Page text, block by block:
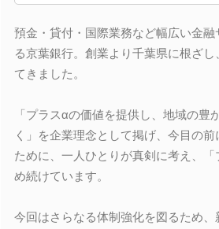
預金・貸付・国際業務など幅広い金
る京葉銀行。創業より千葉県に根ざ
てきました。
「プラスαの価値を提供し、地域の豊
く」を企業理念として掲げ、今目の
ために、一人ひとりが真剣に考え、
め続けています。
今回はさらなる体制強化を図るため、